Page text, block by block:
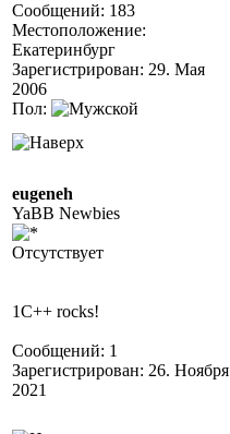
Сообщений: 183
Местоположение:
Екатеринбург
Зарегистрирован: 29. Мая
2006
Пол:
eugeneh
YaBB Newbies
Отсутствует
1C++ rocks!
Сообщений: 1
Зарегистрирован: 26. Ноября
2021